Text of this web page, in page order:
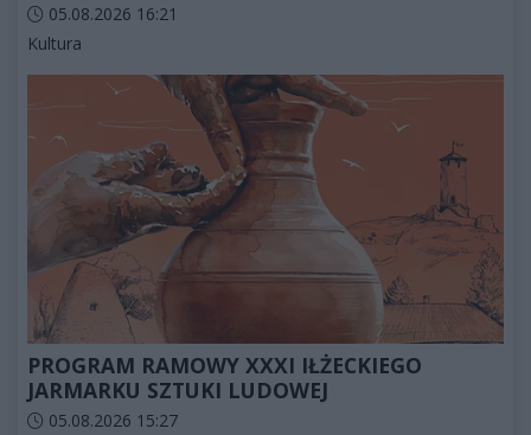
Data dodania artykułu:
05.08.2026 16:21
Kategorie artykułu:
Kultura
PROGRAM RAMOWY XXXI IŁŻECKIEGO
JARMARKU SZTUKI LUDOWEJ
Data dodania artykułu:
05.08.2026 15:27